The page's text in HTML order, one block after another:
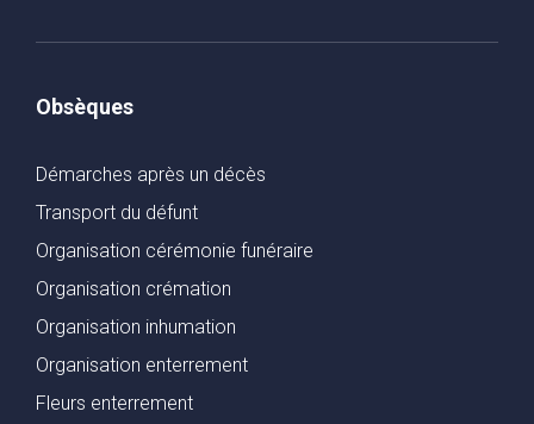
Obsèques
Démarches après un décès
Transport du défunt
Organisation cérémonie funéraire
Organisation crémation
Organisation inhumation
Organisation enterrement
Fleurs enterrement